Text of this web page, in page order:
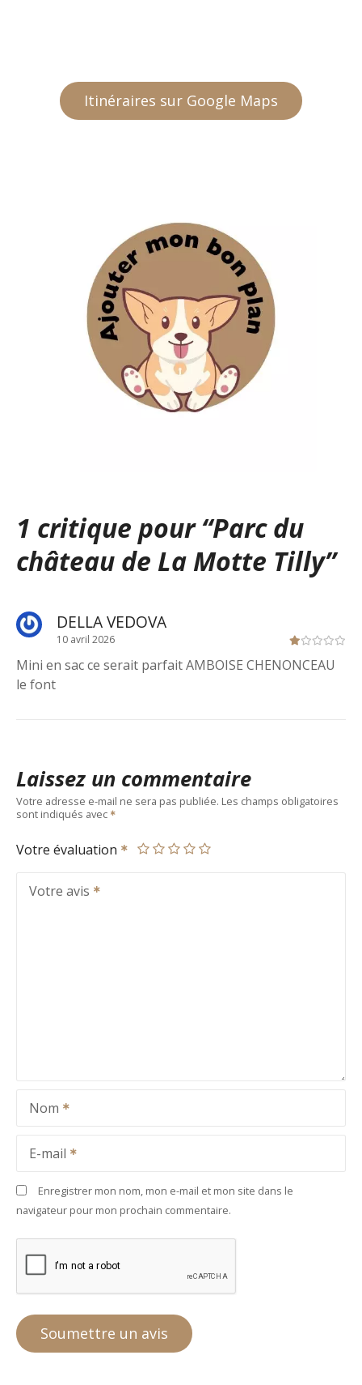
Itinéraires sur Google Maps
1 critique pour “Parc du
château de La Motte Tilly”
DELLA VEDOVA
10 avril 2026
Mini en sac ce serait parfait AMBOISE CHENONCEAU
le font
Laissez un commentaire
Votre adresse e-mail ne sera pas publiée. Les champs obligatoires
sont indiqués avec
Votre évaluation
Votre avis
Nom
E-mail
Enregistrer mon nom, mon e-mail et mon site dans le
navigateur pour mon prochain commentaire.